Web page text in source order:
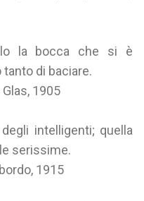
la bocca che si è
di baciare.
1905
intelligenti; quella
serissime.
1915